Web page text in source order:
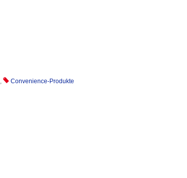
, Convenience-Produkte